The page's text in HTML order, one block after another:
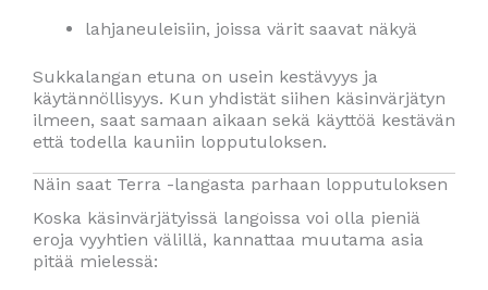
lahjaneuleisiin, joissa värit saavat näkyä
Sukkalangan etuna on usein kestävyys ja
käytännöllisyys. Kun yhdistät siihen käsinvärjätyn
ilmeen, saat samaan aikaan sekä käyttöä kestävän
että todella kauniin lopputuloksen.
Näin saat Terra -langasta parhaan lopputuloksen
Koska käsinvärjätyissä langoissa voi olla pieniä
eroja vyyhtien välillä, kannattaa muutama asia
pitää mielessä: